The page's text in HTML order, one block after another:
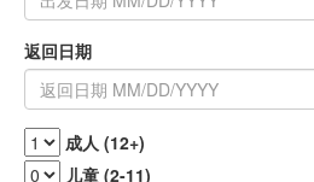
返回日期
成人 (12+)
儿童 (2-11)